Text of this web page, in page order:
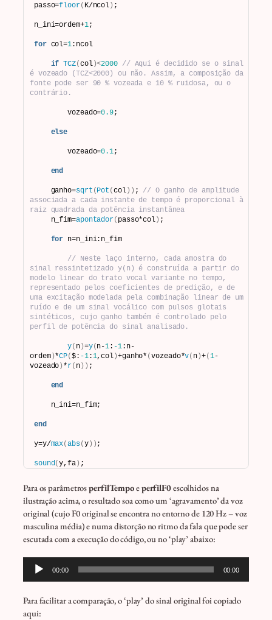
passo=floor( K/ncol ) ;
n_ini=ordem+1;
for col=1:ncol
if TCZ(col)<2000 // Aqui é decidido se o sinal
é vozeado (TCZ<2000) ou não. Assim, a composição da
fonte pode ser 90 % vozeada e 10 % ruidosa, ou o
contrário.
        vozeado=
0.9;
else
        vozeado=
0.1;
end
    ganho=
sqrt (Pot (col)) ; // O ganho de amplitude
associada a cada instante de tempo é proporcional à
raiz quadrada da potência instantânea
    n_fim=
apontador( passo*col ) ;
for n=n_ini:n_fim
// Neste laço interno, cada amostra do
sinal ressintetizado y(n) é construída a partir do
modelo linear do trato vocal variante no tempo,
representado pelos coeficientes de predição, e de
uma excitação modelada pela combinação linear de um
ruído e de um sinal vocálico com pulsos glotais
sintéticos, cujo ganho também é controlado pelo
perfil de potência do sinal analisado.
y( n)=y(n-1: -1:n-
ordem)*CP($: -1:1,col )+ganho* (vozeado*v( n )+(1-
vozeado ) *r( n)) ;
end
    n_ini=n_fim;
end
y=y/max(abs(y)) ;
sound(y,fa) ;
Para os parâmetrosperfilTempoeperfilF0escolhidos na
ilustração acima, o resultado soa como um ‘agravamento’ da voz
original (cujo F0 original se encontra no entorno de 120 Hz – voz
masculina média) e numa distorção no ritmo da fala que pode ser
escutada com a execução do código, ou no ‘play’ abaixo:
Tocador
00:00 00:00
Para facilitar a comparação, o ‘play’ do sinal original foi copiado
aqui: